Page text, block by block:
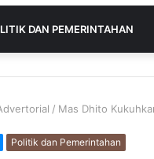
DAN PEMERINTAHAN
/ Mas Dhito
Politik dan Pemerintahan